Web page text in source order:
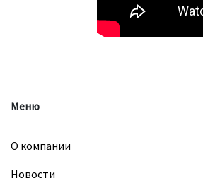
Меню
О компании
Новости